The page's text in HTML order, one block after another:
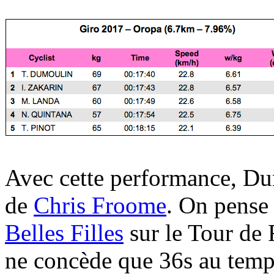
Avec cette performance,
de Chris Froome. On
Belles Filles sur le Tour de
ne concède que 36s au